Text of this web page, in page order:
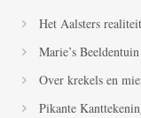
Het Aalsters
Marie’s Beeldentuin
Over krekels en
Pikante